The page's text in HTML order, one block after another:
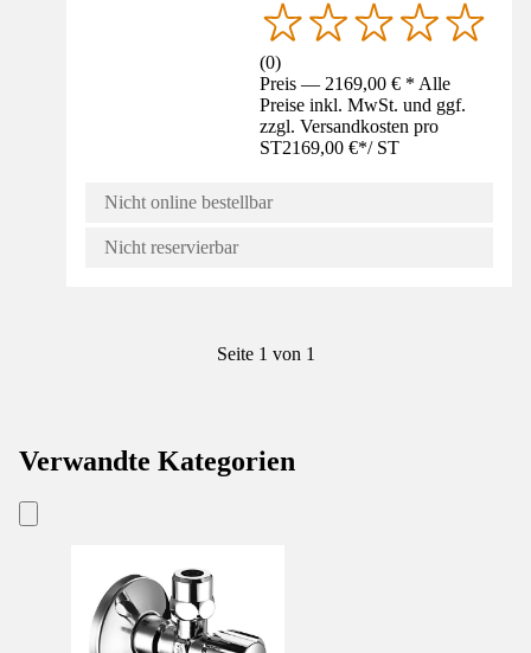
(0)
Preis — 2169,00 € * Alle
Preise inkl. MwSt. und ggf.
zzgl. Versandkosten pro
ST2169,00 €*/ ST
Nicht online bestellbar
Nicht reservierbar
Seite 1 von 1
Verwandte Kategorien